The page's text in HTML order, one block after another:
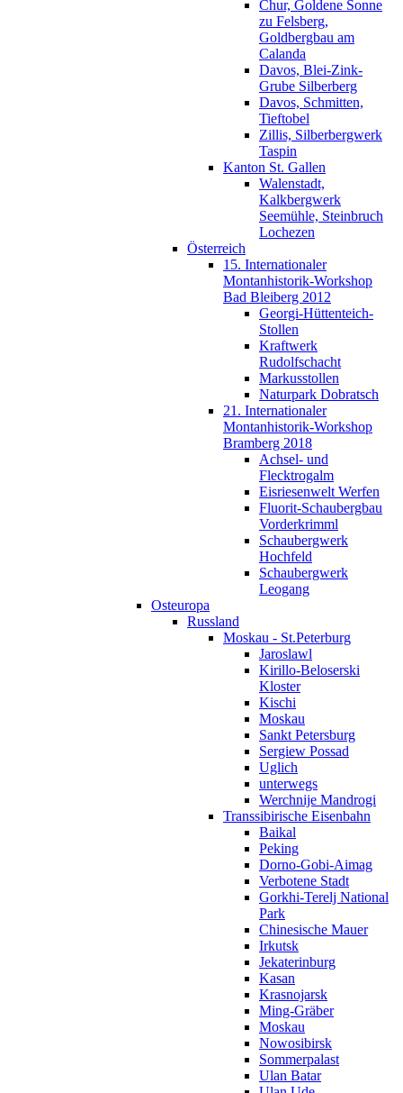
Chur, Goldene Sonne
zu Felsberg,
Goldbergbau am
Calanda
Davos, Blei-Zink-
Grube Silberberg
Davos, Schmitten,
Tieftobel
Zillis, Silberbergwerk
Taspin
Kanton St. Gallen
Walenstadt,
Kalkbergwerk
Seemühle, Steinbruch
Lochezen
Österreich
15. Internationaler
Montanhistorik-Workshop
Bad Bleiberg 2012
Georgi-Hüttenteich-
Stollen
Kraftwerk
Rudolfschacht
Markusstollen
Naturpark Dobratsch
21. Internationaler
Montanhistorik-Workshop
Bramberg 2018
Achsel- und
Flecktrogalm
Eisriesenwelt Werfen
Fluorit-Schaubergbau
Vorderkrimml
Schaubergwerk
Hochfeld
Schaubergwerk
Leogang
Osteuropa
Russland
Moskau - St.Peterburg
Jaroslawl
Kirillo-Beloserski
Kloster
Kischi
Moskau
Sankt Petersburg
Sergiew Possad
Uglich
unterwegs
Werchnije Mandrogi
Transsibirische Eisenbahn
Baikal
Peking
Dorno-Gobi-Aimag
Verbotene Stadt
Gorkhi-Terelj National
Park
Chinesische Mauer
Irkutsk
Jekaterinburg
Kasan
Krasnojarsk
Ming-Gräber
Moskau
Nowosibirsk
Sommerpalast
Ulan Batar